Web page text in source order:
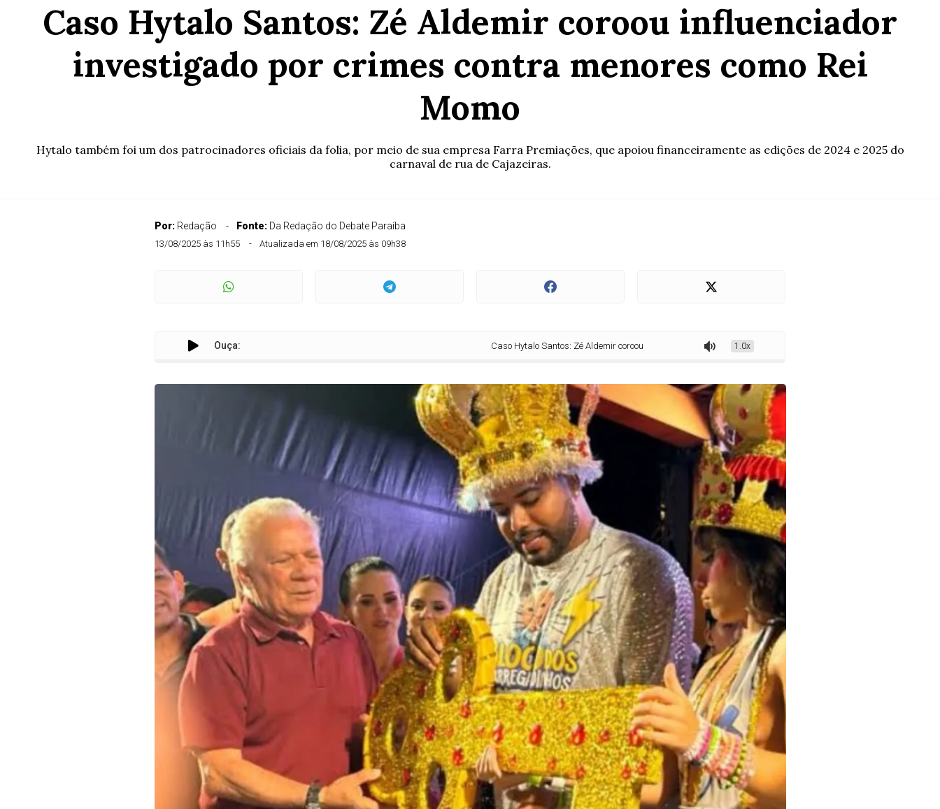
Caso Hytalo Santos: Zé Aldemir coroou influenciador
investigado por crimes contra menores como Rei
Momo
Hytalo também foi um dos patrocinadores oficiais da folia, por meio de sua empresa Farra Premiações, que apoiou financeiramente as edições de 2024 e 2025 do
carnaval de rua de Cajazeiras.
Por: Redação Fonte: Da Redação do Debate Paraíba
13/08/2025 às 11h55 Atualizada em 18/08/2025 às 09h38
Ouça: Caso Hytalo Santos: Zé Aldemir coroou influenciador investigado por crimes contra menores como Rei Momo
1.0x